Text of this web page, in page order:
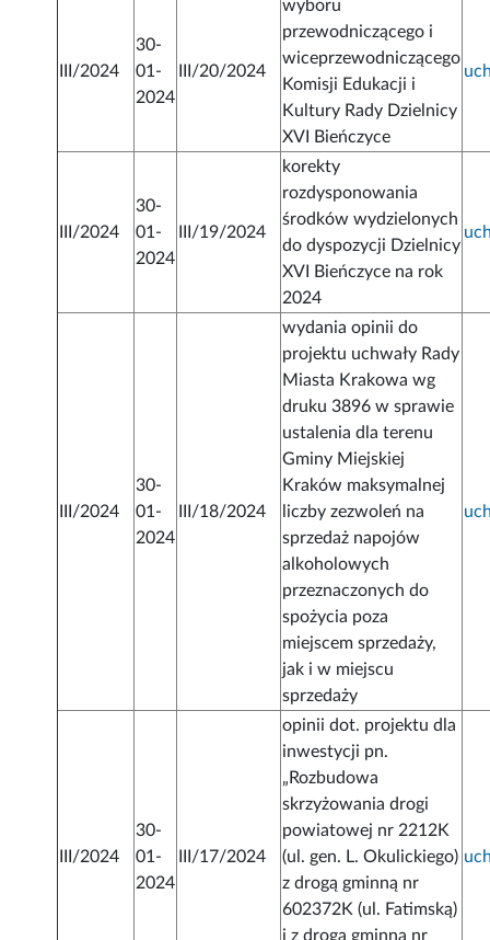
III/2024
30-
01-
2024
III/20/2024
wyboru
przewodniczącego i
wiceprzewodniczącego
Komisji Edukacji i
Kultury Rady Dzielnicy
XVI Bieńczyce
III/2024
30-
01-
2024
III/19/2024
korekty
rozdysponowania
środków wydzielonych
do dyspozycji Dzielnicy
XVI Bieńczyce na rok
2024
III/2024
30-
01-
2024
III/18/2024
wydania opinii do
projektu uchwały Rady
Miasta Krakowa wg
druku 3896 w sprawie
ustalenia dla terenu
Gminy Miejskiej
Kraków maksymalnej
liczby zezwoleń na
sprzedaż napojów
alkoholowych
przeznaczonych do
spożycia poza
miejscem sprzedaży,
jak i w miejscu
sprzedaży
III/2024
30-
01-
2024
III/17/2024
opinii dot. projektu dla
inwestycji pn.
„Rozbudowa
skrzyżowania drogi
powiatowej nr 2212K
(ul. gen. L. Okulickiego)
z drogą gminną nr
602372K (ul. Fatimską)
i z drogą gminną nr